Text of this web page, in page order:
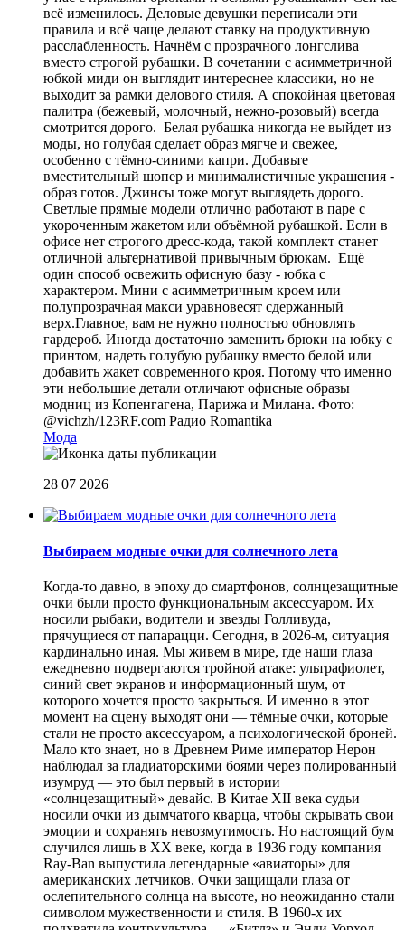
всё изменилось. Деловые девушки переписали эти
правила и всё чаще делают ставку на продуктивную
расслабленность. Начнём с прозрачного лонгслива
вместо строгой рубашки. В сочетании с асимметричной
юбкой миди он выглядит интереснее классики, но не
выходит за рамки делового стиля. А спокойная цветовая
палитра (бежевый, молочный, нежно-розовый) всегда
смотрится дорого. Белая рубашка никогда не выйдет из
моды, но голубая сделает образ мягче и свежее,
особенно с тёмно-синими капри. Добавьте
вместительный шопер и минималистичные украшения -
образ готов. Джинсы тоже могут выглядеть дорого.
Светлые прямые модели отлично работают в паре с
укороченным жакетом или объёмной рубашкой. Если в
офисе нет строгого дресс-кода, такой комплект станет
отличной альтернативой привычным брюкам. Ещё
один способ освежить офисную базу - юбка с
характером. Мини с асимметричным кроем или
полупрозрачная макси уравновесят сдержанный
верх.Главное, вам не нужно полностью обновлять
гардероб. Иногда достаточно заменить брюки на юбку с
принтом, надеть голубую рубашку вместо белой или
добавить жакет современного кроя. Потому что именно
эти небольшие детали отличают офисные образы
модниц из Копенгагена, Парижа и Милана. Фото:
@vichzh/123RF.com Радио Romantika
Мода
28 07 2026
Выбираем модные очки для солнечного лета
Когда-то давно, в эпоху до смартфонов, солнцезащитные
очки были просто функциональным аксессуаром. Их
носили рыбаки, водители и звезды Голливуда,
прячущиеся от папарацци. Сегодня, в 2026-м, ситуация
кардинально иная. Мы живем в мире, где наши глаза
ежедневно подвергаются тройной атаке: ультрафиолет,
синий свет экранов и информационный шум, от
которого хочется просто закрыться. И именно в этот
момент на сцену выходят они — тёмные очки, которые
стали не просто аксессуаром, а психологической броней.
Мало кто знает, но в Древнем Риме император Нерон
наблюдал за гладиаторскими боями через полированный
изумруд — это был первый в истории
«солнцезащитный» девайс. В Китае XII века судьи
носили очки из дымчатого кварца, чтобы скрывать свои
эмоции и сохранять невозмутимость. Но настоящий бум
случился лишь в XX веке, когда в 1936 году компания
Ray-Ban выпустила легендарные «авиаторы» для
американских летчиков. Очки защищали глаза от
ослепительного солнца на высоте, но неожиданно стали
символом мужественности и стиля. В 1960-х их